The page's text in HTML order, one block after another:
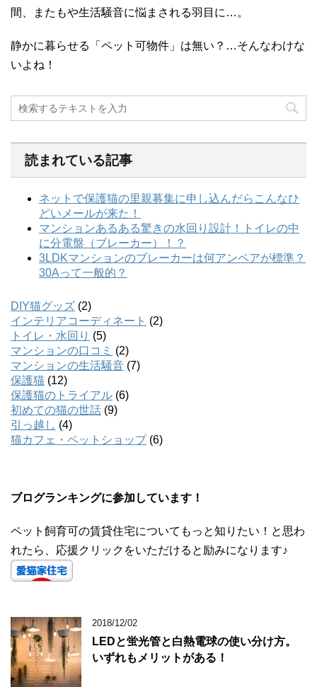
間、またもや生活騒音に悩まされる羽目に…。
静かに暮らせる「ペット可物件」は無い？…そんなわけな
いよね！
読まれている記事
DIY猫グッズ (2)
インテリアコーディネート (2)
トイレ・水回り (5)
マンションの口コミ (2)
マンションの生活騒音 (7)
保護猫 (12)
保護猫のトライアル (6)
初めての猫の世話 (9)
引っ越し (4)
猫カフェ・ペットショップ(6)
ブログランキングに参加しています！
ペット飼育可の賃貸住宅についてもっと知りたい！と思わ
れたら、応援クリックをいただけると励みになります♪
2018/12/02
LEDと蛍光管と白熱電球の使い分け方。
いずれもメリットがある！